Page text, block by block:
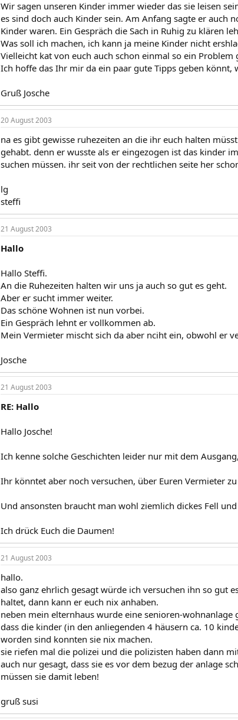
Wir sagen unseren Kinder immer wieder das sie leisen
es sind doch auch Kinder sein. Am Anfang sagte er auch
Kinder waren. Ein Gespräch die Sach in Ruhig zu klären
Was soll ich machen, ich kann ja meine Kinder nicht
Vielleicht kat von euch auch schon einmal so ein Problem
Ich hoffe das Ihr mir da ein paar gute Tipps geben könnt,
Gruß Josche
20 August 2003
na es gibt gewisse ruhezeiten an die ihr euch halten
gehabt. denn er wusste als er eingezogen ist das kinder
suchen müssen. ihr seit von der rechtlichen seite her
lg
steffi
21 August 2003
Hallo
Hallo Steffi.
An die Ruhezeiten halten wir uns ja auch so gut es geht.
Aber er sucht immer weiter.
Das schöne Wohnen ist nun vorbei.
Ein Gespräch lehnt er vollkommen ab.
Mein Vermieter mischt sich da aber nciht ein, obwohl er
Josche
21 August 2003
RE: Hallo
Hallo Josche!
Ich kenne solche Geschichten leider nur mit dem
Ihr könntet aber noch versuchen, über Euren Vermieter
Und ansonsten braucht man wohl ziemlich dickes Fell
Ich drück Euch die Daumen!
21 August 2003
hallo.
also ganz ehrlich gesagt würde ich versuchen ihn so gut
haltet, dann kann er euch nix anhaben.
neben mein elternhaus wurde eine senioren-
dass die kinder (in den anliegenden 4 häusern ca. 10
worden sind konnten sie nix machen.
sie riefen mal die polizei und die polizisten haben dann
auch nur gesagt, dass sie es vor dem bezug der anlage
müssen sie damit leben!
gruß susi